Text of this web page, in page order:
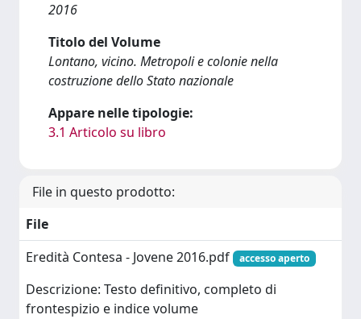
2016
Titolo del Volume
Lontano, vicino. Metropoli e colonie nella
costruzione dello Stato nazionale
Appare nelle tipologie:
3.1 Articolo su libro
File in questo prodotto:
File
Eredità Contesa - Jovene 2016.pdf
accesso aperto
Descrizione: Testo definitivo, completo di
frontespizio e indice volume